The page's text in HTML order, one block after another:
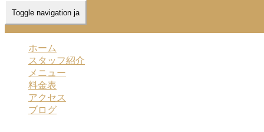
Toggle navigation ja
ホーム
スタッフ紹介
メニュー
料金表
アクセス
ブログ
Home- ハル(…